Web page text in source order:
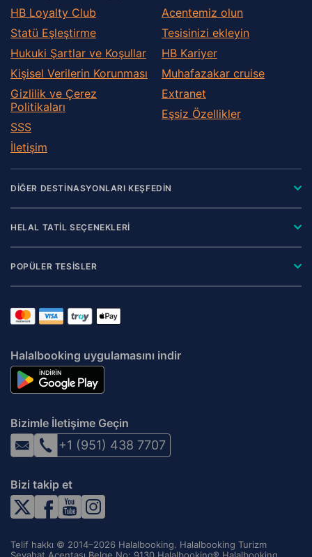
HB Loyalty Club
Statü Eşleştirme
Hukuki Şartlar ve Koşullar
Kişisel Verilerin Korunması
Gizlilik ve Çerez
Politikaları
SSS
İletişim
Acentemiz olun
Tesisinizi ekleyin
HB Kariyer
Muhafazakar сruise
Extranet
Eşsiz Özellikler
DİĞER DESTİNASYONLARI KEŞFEDİN
HELAL TATİL SEÇENEKLERİ
POPÜLER TESİSLER
Halalbooking uygulamasını indir
Bizimle İletişime Geçin
+1 (951) 438 7707
Bizi takip et
Telif hakkı © 2014–2026 Halalbooking. Halalbooking Turizm
Seyahat Acentası Belge No: 9130 Halalbooking® Halalbooking